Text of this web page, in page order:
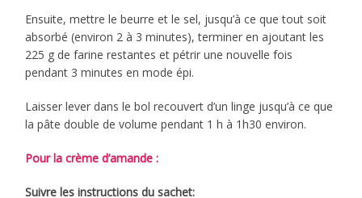
Ensuite, mettre le beurre et le sel, jusqu’à ce que tout soit
absorbé (environ 2 à 3 minutes), terminer en ajoutant les
225 g de farine restantes et pétrir une nouvelle fois
pendant 3 minutes en mode épi.
Laisser lever dans le bol recouvert d’un linge jusqu’à ce que
la pâte double de volume pendant 1 h à 1h30 environ.
Pour la crème d’amande :
Suivre les instructions du sachet: